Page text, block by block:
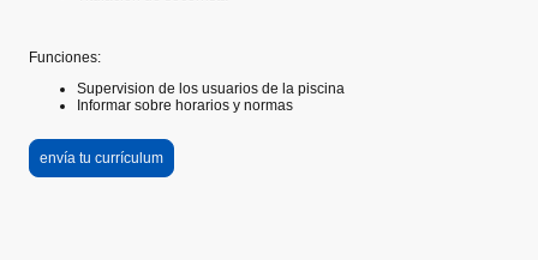
Funciones:
Supervision de los usuarios de la piscina
Informar sobre horarios y normas
envía tu currículum